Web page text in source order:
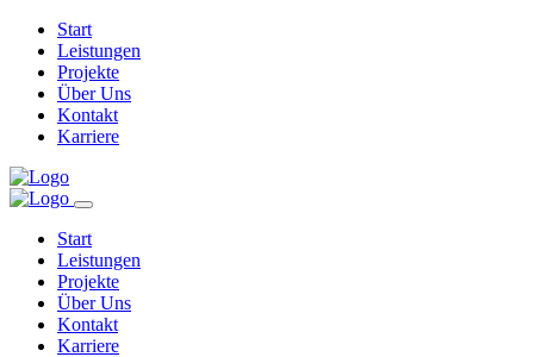
Start
Leistungen
Projekte
Über Uns
Kontakt
Karriere
Start
Leistungen
Projekte
Über Uns
Kontakt
Karriere